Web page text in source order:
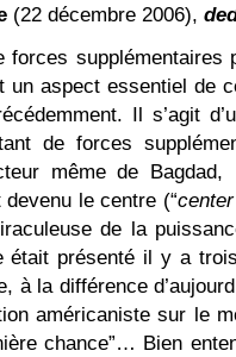
(22 décembre 2006),
forces
un aspect essentiel de
Il s’agit
de forces
même de Bagdad,
le centre (“
de la
était présenté il y a
à la différence
américaniste sur le
chance”… Bien